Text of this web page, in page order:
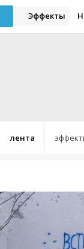
Эффекты
лента